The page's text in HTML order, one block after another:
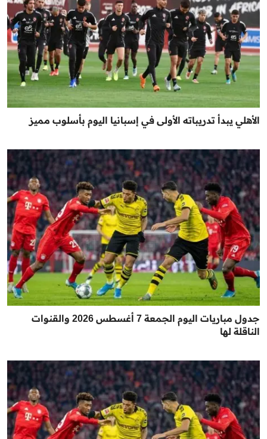
الأهلي يبدأ تدريباته الأولى في إسبانيا اليوم بأسلوب مميز
جدول مباريات اليوم الجمعة 7 أغسطس 2026 والقنوات
الناقلة لها